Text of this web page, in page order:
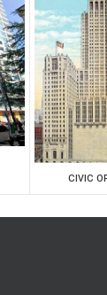
CIVIC